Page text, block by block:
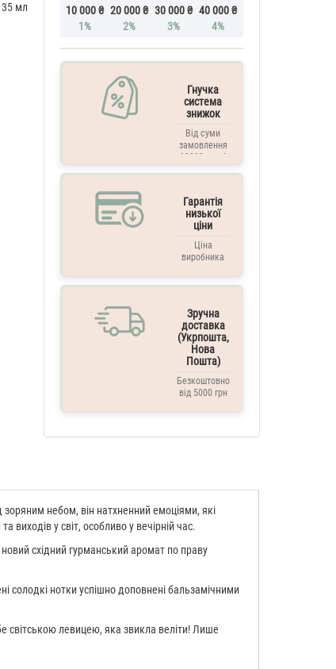
35 мл
10 000 ₴
1%
20 000 ₴
2%
30 000 ₴
3%
40 000 ₴
4%
Гнучка
система
знижок
Від суми
замовлення
10000 грн. і
вище
Гарантія
низької
ціни
Ціна
виробника
Зручна
доставка
(Укрпошта,
Нова
Пошта)
Безкоштовно
від 5000 грн
небом, він натхненний емоціями, які
виходів у світ, особливо у вечірній час.
східний гурманський аромат по праву
солодкі нотки успішно доповнені бальзамічними
світською левицею, яка звикла веліти! Лише